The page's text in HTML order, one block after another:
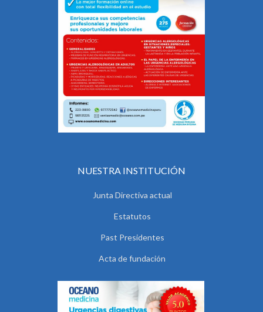
NUESTRA INSTITUCIÓN
Junta Directiva actual
Estatutos
Past Presidentes
Acta de fundación